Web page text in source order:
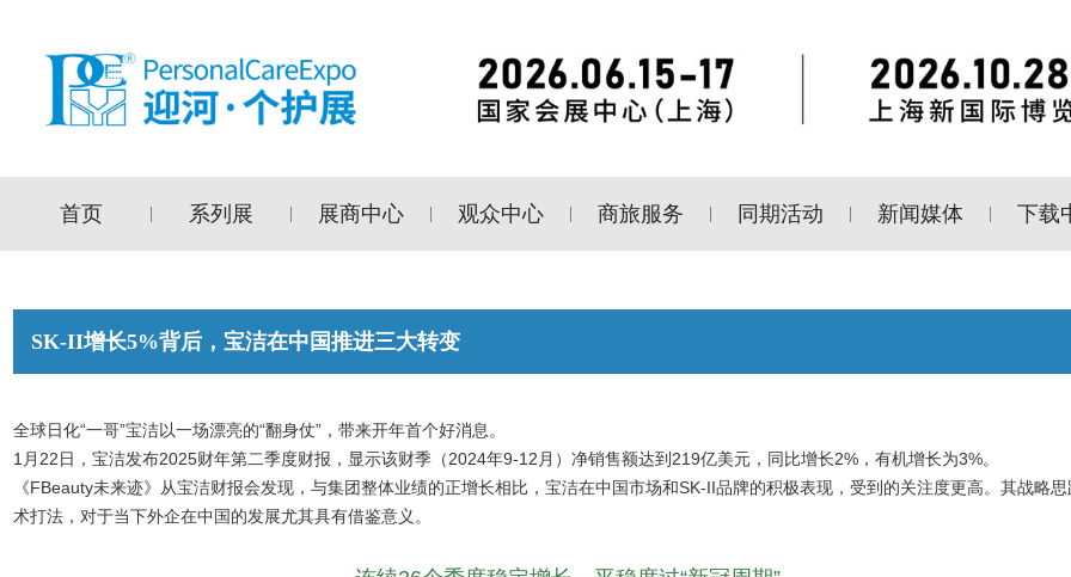
首页 系列展 展商中心 观众中心 商旅服务 同期活动 新闻媒体 下载
SK-II增长5%背后，宝洁在中国推进三大转变
全球日化“一哥”宝洁以一场漂亮的“翻身仗”，带来开年首个好消息。
1月22日，宝洁发布2025财年第二季度财报，显示该财季（2024年9-12月）净销售额达到219亿美元，同比增长2%，有机增长为3%。
《FBeauty未来迹》从宝洁财报会发现，与集团整体业绩的正增长相比，宝洁在中国市场和SK-II品牌的积极表现，受到的关注度更高。其战略
术打法，对于当下外企在中国的发展尤其具有借鉴意义。